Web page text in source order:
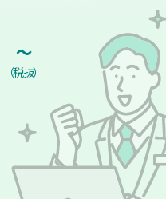
~
（税抜）